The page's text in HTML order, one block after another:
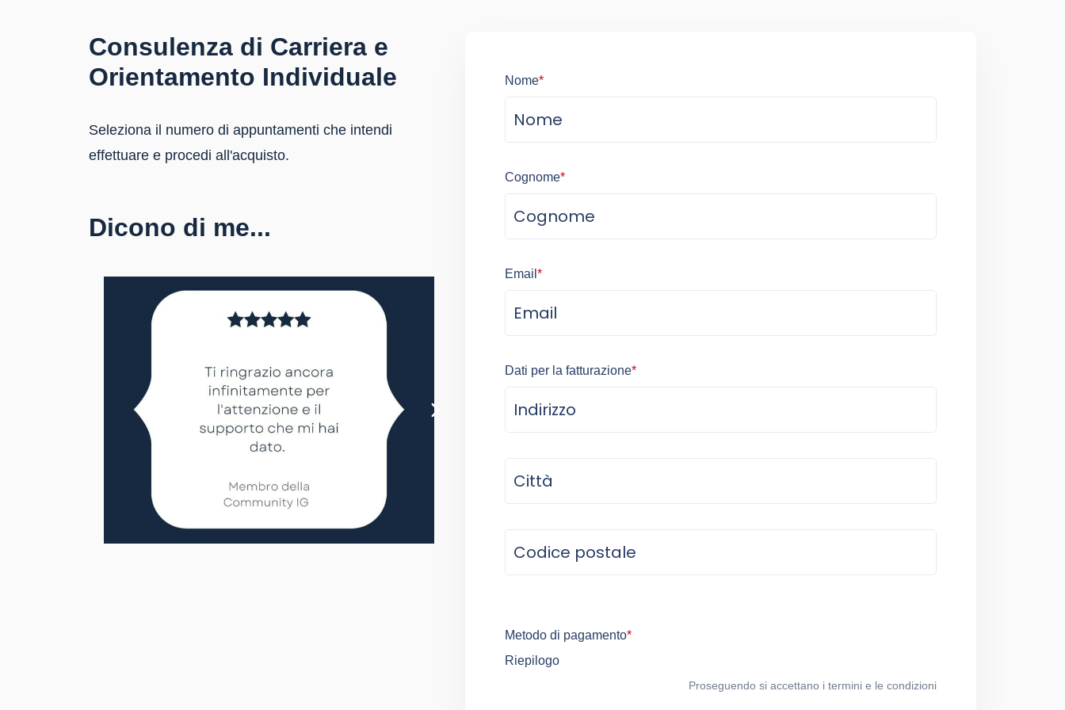
Consulenza di Carriera e
Orientamento Individuale
Seleziona il numero di appuntamenti che intendi
effettuare e procedi all'acquisto.
Dicono di me...
Nome*
Cognome*
Email *
Dati per la fatturazione*
Metodo di pagamento*
Riepilogo
Proseguendo si accettano i termini e le condizioni